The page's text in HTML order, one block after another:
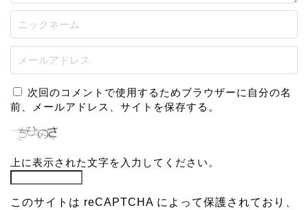
次回のコメントで使用するためブラウザーに自分の名
前、メールアドレス、サイトを保存する。
上に表示された文字を入力してください。
このサイトは reCAPTCHA によって保護されており、